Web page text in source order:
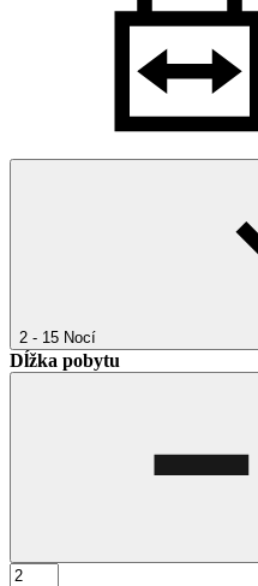
2 - 15 Nocí
Dĺžka pobytu